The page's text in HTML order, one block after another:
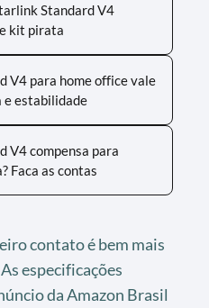
Standard V4
kit pirata
V4 para home office vale
e estabilidade
V4 compensa para
Faca as contas
contato é bem mais
especificações
da Amazon Brasil